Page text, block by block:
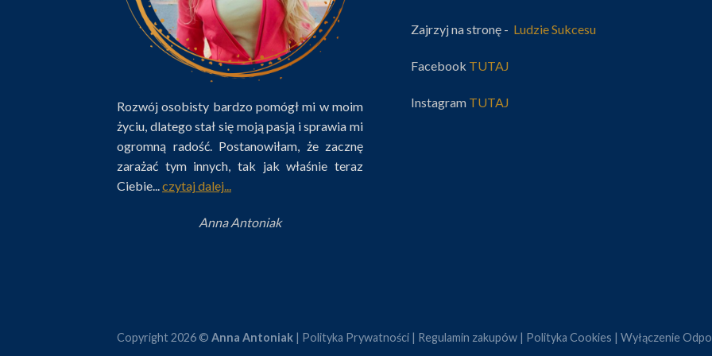
Rozwój osobisty bardzo pomógł mi w moim
życiu, dlatego stał się moją pasją i sprawia mi
ogromną radość. Postanowiłam, że zacznę
zarażać tym innych, tak jak właśnie teraz
Ciebie...czytaj dalej...
Anna Antoniak
Zajrzyj na stronę - Ludzie Sukcesu
Facebook TUTAJ
Instagram TUTAJ
Copyright 2026 © Anna Antoniak | Polityka Prywatności | Regulamin zakupów | Polityka Cookies | Wyłączenie